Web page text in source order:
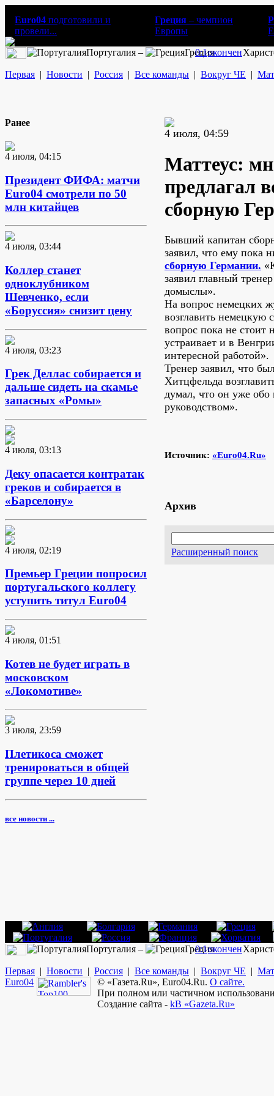
Euro04 подготовили и
провели...
Греция – чемпион
Европы
Португалия – Греция
0:1окончен
Первая | Новости | Россия | Все команды | Вокруг ЧЕ |
Ранее
4 июля, 04:15
Президент ФИФА: матчи
Euro04 смотрели по 50
млн китайцев
4 июля, 03:44
Коллер станет
одноклубником
Шевченко, если
«Боруссия» снизит цену
4 июля, 03:23
Грек Деллас собирается и
дальше сидеть на скамье
запасных «Ромы»
4 июля, 03:13
Деку опасается контратак
греков и собирается в
«Барселону»
4 июля, 02:19
Премьер Греции попросил
португальского коллегу
уступить титул Euro04
4 июля, 01:51
Котев не будет играть в
московском
«Локомотиве»
3 июля, 23:59
Плетикоса сможет
тренироваться в общей
группе через 10 дней
все новости ...
4 июля, 04:59
Маттеус:
предлагал
сборную
Бывший капитан
заявил, что ему пока
сборную Германии.
заявил главный
домыслы».
На вопрос немецких
возглавить немецкую
вопрос пока не стоит
устраивает и в
интересной работой».
Тренер заявил, что
Хитцфельда
думал, что он уже обо
руководством».
Источник: «Euro04.Ru»
Архив
Расширенный поиск
Португалия – Греция
0:1окончен
Первая | Новости | Россия | Все команды | Вокруг ЧЕ |
Euro04 © «Газета.Ru», Euro04.Ru. О сайте.
При полном или частичном
Создание сайта - kB «Gazeta.Ru»